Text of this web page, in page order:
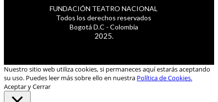
FUNDACIÓN TEATRO NACIONAL
Todos los derechos reservados
Bogotá D.C - Colombia
2025.
Nuestro sitio web utiliza cookies, si permaneces aquí estarás aceptando
su uso. Puedes leer más sobre ello en nuestra Política de Cookies.
Aceptar y Cerrar